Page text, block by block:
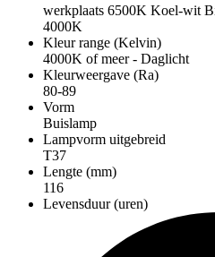
werkplaats 6500K Koel-wit
4000K
Kleur range (Kelvin)
4000K of meer - Daglicht
Kleurweergave (Ra)
80-89
Vorm
Buislamp
Lampvorm uitgebreid
T37
Lengte (mm)
116
Levensduur (uren)